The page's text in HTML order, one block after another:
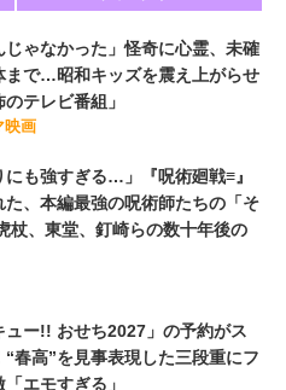
じゃなかった」怪奇に心霊、未確
まで…昭和キッズを震え上がらせ
テレビ番組」
映画
にも強すぎる…」『呪術廻戦≡』
た、本編最強の呪術師たちの「そ
杖、東堂、釘崎らの数十年後の
ュー!! おせち2027」の予約がス
“春高”を見事表現した三段重にフ
「エモすぎる」